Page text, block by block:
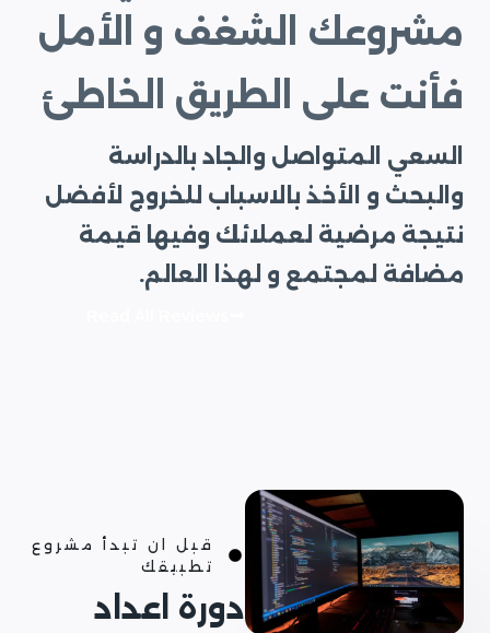
مشروعك الشغف و الأمل
فأنت على الطريق الخاطئ
السعي المتواصل والجاد بالدراسة
والبحث و الأخذ بالاسباب للخروج لأفضل
نتيجة مرضية لعملائك وفيها قيمة
مضافة لمجتمع و لهذا العالم.
قبل ان تبدأ مشروع
تطبيقك
دورة اعداد